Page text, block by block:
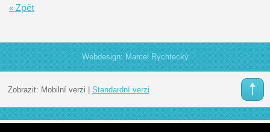
« Zpět
Webdesign: Marcel Rychtecký
Zobrazit: Mobilní verzi Standardní verzi